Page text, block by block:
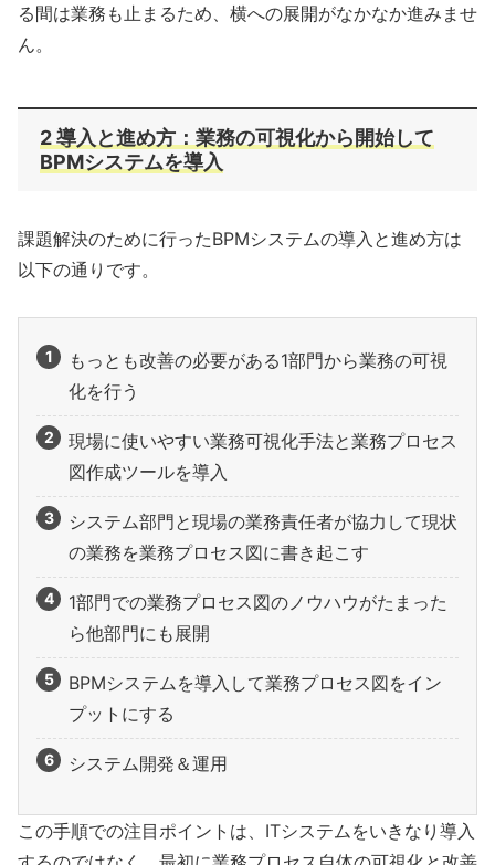
る間は業務も止まるため、横への展開がなかなか進みませ
ん。
2 導入と進め方：業務の可視化から開始して
BPMシステムを導入
課題解決のために行ったBPMシステムの導入と進め方は
以下の通りです。
もっとも改善の必要がある1部門から業務の可視
化を行う
現場に使いやすい業務可視化手法と業務プロセス
図作成ツールを導入
システム部門と現場の業務責任者が協力して現状
の業務を業務プロセス図に書き起こす
1部門での業務プロセス図のノウハウがたまった
ら他部門にも展開
BPMシステムを導入して業務プロセス図をイン
プットにする
システム開発＆運用
この手順での注目ポイントは、ITシステムをいきなり導入